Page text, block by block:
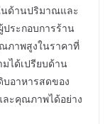
นด้านปริมาณและ
ประกอบการร้าน
ภาพสูงในราคาที่
ได้เปรียบด้าน
อาหารสดของ
ละคุณภาพได้อย่าง